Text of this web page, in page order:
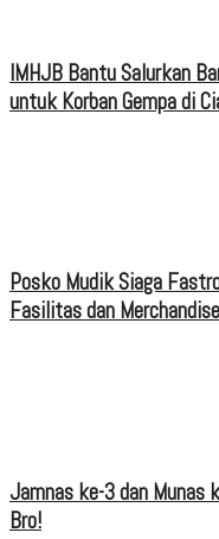
IMHJB Bantu Salurkan
untuk Korban Gempa di
Posko Mudik Siaga
Fasilitas dan
Jamnas ke-3 dan Munas
Bro!